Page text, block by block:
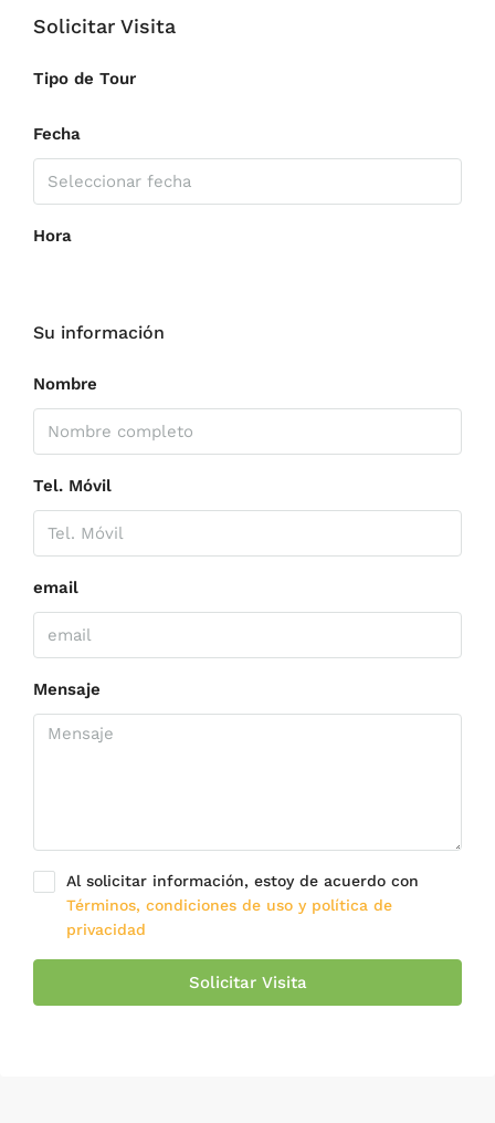
Solicitar Visita
Tipo de Tour
Fecha
Hora
Su información
Nombre
Tel. Móvil
email
Mensaje
Al solicitar información, estoy de acuerdo con
Términos, condiciones de uso y política de
privacidad
Solicitar Visita